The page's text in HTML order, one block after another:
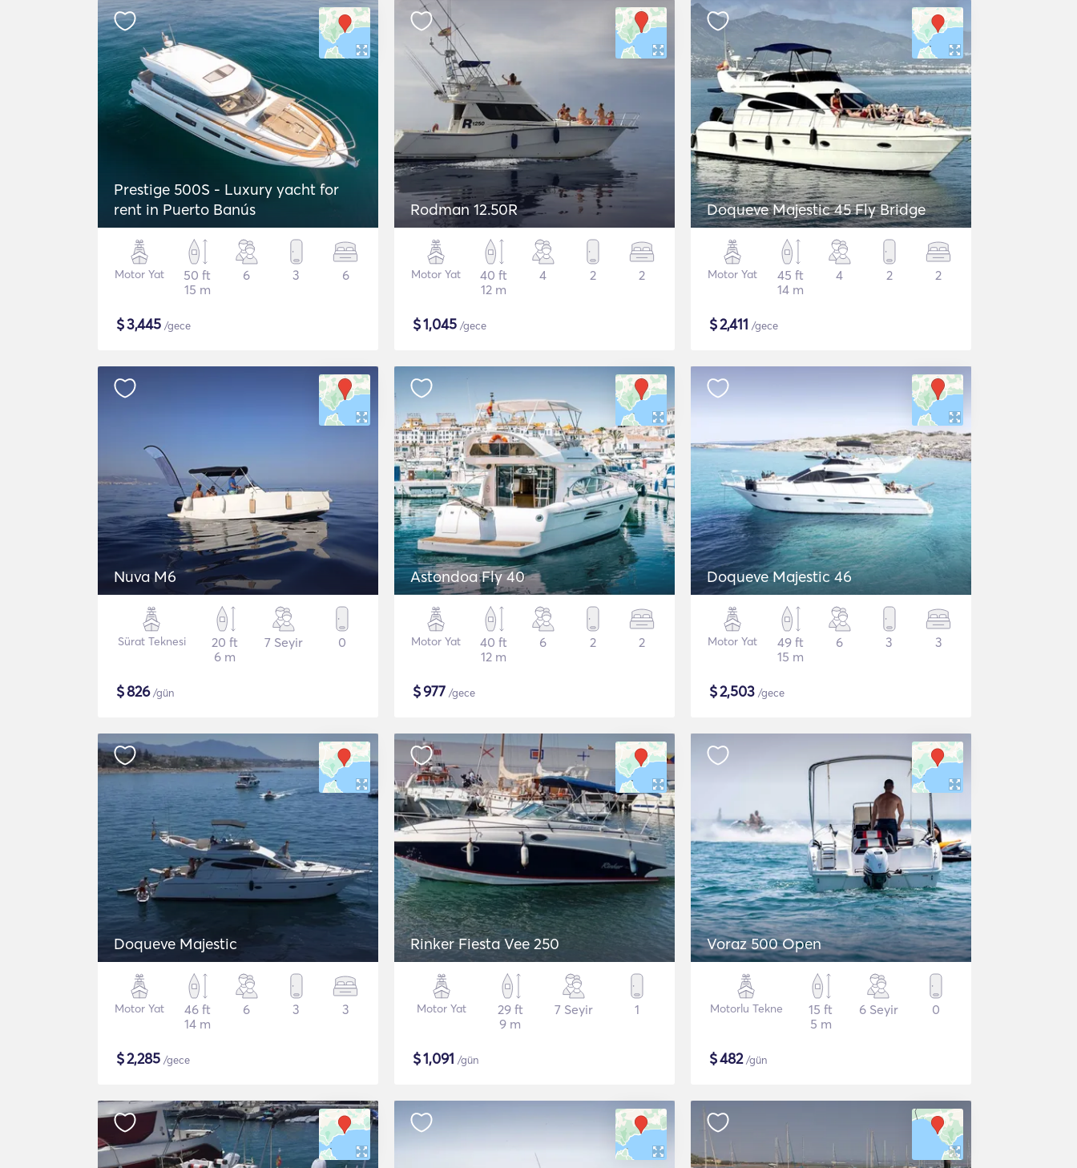
Prestige 500S - Luxury yacht for
rent in Puerto Banús
Motor Yat
50 ft
15 m
6 3 6
$3,445 /gece
Rodman 12.50R
Motor Yat
40 ft
12 m
4 2 2
$1,045 /gece
Doqueve Majestic 45 Fly Bridge
Motor Yat
45 ft
14 m
4 2 2
$2,411 /gece
Nuva M6
Sürat Teknesi
20 ft
6 m
7 Seyir 0
$826/gün
Astondoa Fly 40
Motor Yat
40 ft
12 m
6 2 2
$977 /gece
Doqueve Majestic 46
Motor Yat
49 ft
15 m
6 3 3
$2,503 /gece
Doqueve Majestic
Motor Yat
46 ft
14 m
6 3 3
$2,285 /gece
Rinker Fiesta Vee 250
Motor Yat
29 ft
9 m
7 Seyir 1
$1,091 /gün
Voraz 500 Open
Motorlu Tekne
15 ft
5 m
6 Seyir 0
$482/gün